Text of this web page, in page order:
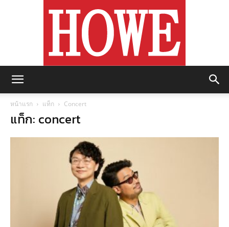
หน้าแรก แท็ก Concert
แท็ก: concert